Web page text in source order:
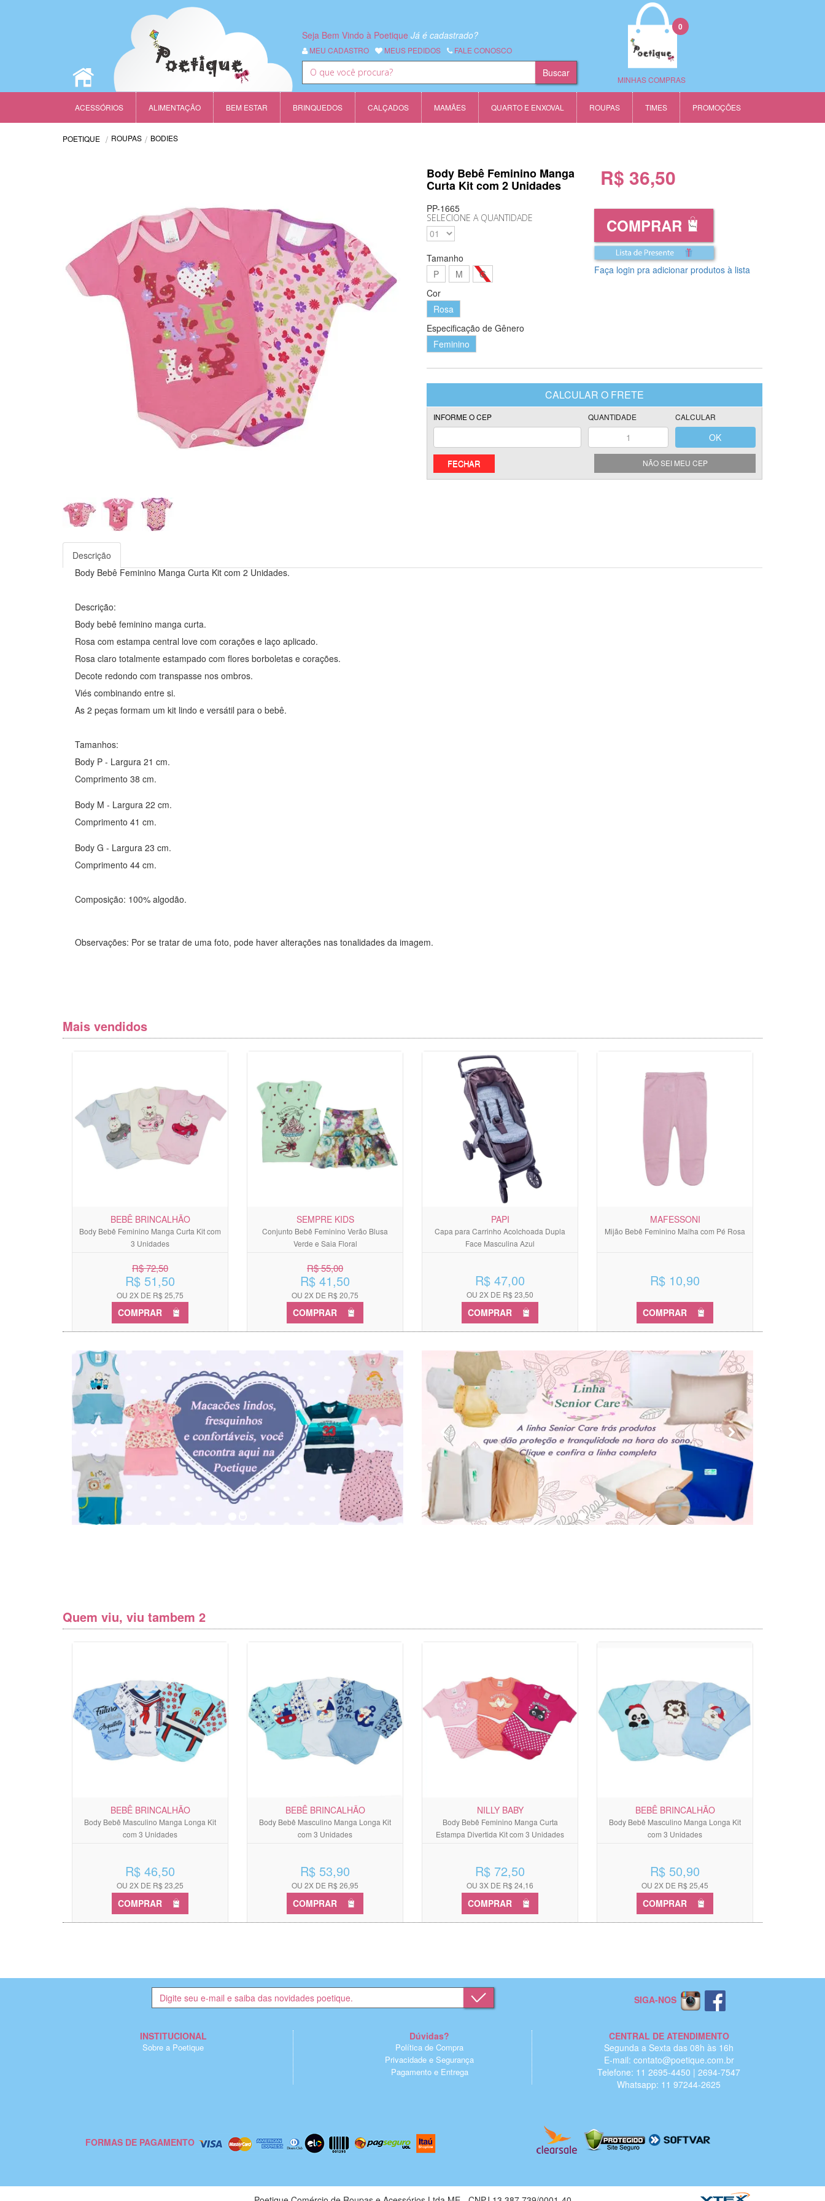
Seja Bem Vindo à Poetique Já é cadastrado?
MEU CADASTRO MEUS PEDIDOS FALE CONOSCO
MINHAS COMPRAS
0
ACESSÓRIOS ALIMENTAÇÃO BEM ESTAR BRINQUEDOS CALÇADOS MAMÃES QUARTO E ENXOVAL ROUPAS TIMES PROMOÇÕES
POETIQUE ROUPAS BODIES
R$ 36,50
COMPRAR
Faça login pra adicionar produtos à lista
Body Bebê Feminino Manga
Curta Kit com 2 Unidades
PP-1665
SELECIONE A QUANTIDADE
Tamanho
P
M
G
Cor
Rosa
Especificação de Gênero
Feminino
NÃO SEI MEU CEP
FECHAR
Descrição
Body Bebê Feminino Manga Curta Kit com 2 Unidades.
Descrição:
Body bebê feminino manga curta.
Rosa com estampa central love com corações e laço aplicado.
Rosa claro totalmente estampado com flores borboletas e corações.
Decote redondo com transpasse nos ombros.
Viés combinando entre si.
As 2 peças formam um kit lindo e versátil para o bebê.
Tamanhos:
Body P - Largura 21 cm.
Comprimento 38 cm.
Body M - Largura 22 cm.
Comprimento 41 cm.
Body G - Largura 23 cm.
Comprimento 44 cm.
Composição: 100% algodão.
Observações: Por se tratar de uma foto, pode haver alterações nas tonalidades da imagem.
Mais vendidos
BEBÊ BRINCALHÃO
Body Bebê Feminino Manga Curta Kit com
3 Unidades
R$ 72,50
R$ 51,50
OU 2X DE R$ 25,75
COMPRAR
SEMPRE KIDS
Conjunto Bebê Feminino Verão Blusa
Verde e Saia Floral
R$ 55,00
R$ 41,50
OU 2X DE R$ 20,75
COMPRAR
PAPI
Capa para Carrinho Acolchoada Dupla
Face Masculina Azul
R$ 47,00
OU 2X DE R$ 23,50
COMPRAR
MAFESSONI
Mijão Bebê Feminino Malha com Pé Rosa
R$ 10,90
COMPRAR
Quem viu, viu tambem 2
BEBÊ BRINCALHÃO
Body Bebê Masculino Manga Longa Kit
com 3 Unidades
R$ 46,50
OU 2X DE R$ 23,25
COMPRAR
BEBÊ BRINCALHÃO
Body Bebê Masculino Manga Longa Kit
com 3 Unidades
R$ 53,90
OU 2X DE R$ 26,95
COMPRAR
NILLY BABY
Body Bebê Feminino Manga Curta
Estampa Divertida Kit com 3 Unidades
R$ 72,50
OU 3X DE R$ 24,16
COMPRAR
BEBÊ BRINCALHÃO
Body Bebê Masculino Manga Longa Kit
com 3 Unidades
R$ 50,90
OU 2X DE R$ 25,45
COMPRAR
SIGA-NOS
INSTITUCIONAL
Sobre a Poetique
Dúvidas?
Política de Compra
Privacidade e Segurança
Pagamento e Entrega
CENTRAL DE ATENDIMENTO
Segunda a Sexta das 08h às 16h
E-mail: contato@poetique.com.br
Telefone: 11 2695-4450 | 2694-7547
Whatsapp: 11 97244-2625
FORMAS DE PAGAMENTO